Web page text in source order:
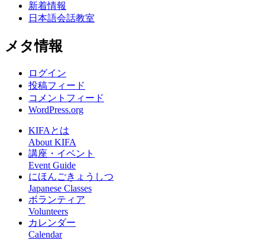
新着情報
日本語会話教室
メタ情報
ログイン
投稿フィード
コメントフィード
WordPress.org
KIFAとは
About KIFA
講座・イベント
Event Guide
にほんごきょうしつ
Japanese Classes
ボランティア
Volunteers
カレンダー
Calendar